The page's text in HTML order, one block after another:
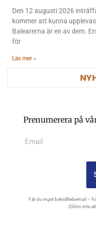
Den 12 augusti 2026
kommer att kunna
Balearerna är en av dem.
för
Läs mer »
Prenumerera på
Får du inget bekräftelsemail –
(Glöm inte